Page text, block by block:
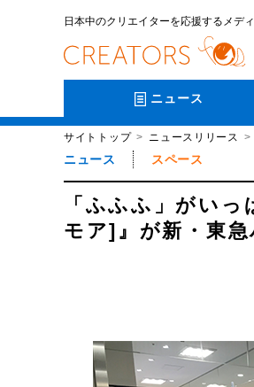
日本中のクリエイターを応援するメデ
ニュース
サイトトップ ニュースリリース
ニュース スペース
「ふふふ」がい
モア]』が新・東